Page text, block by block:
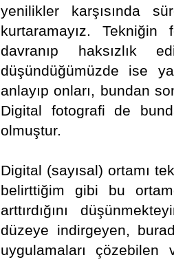
yenilikler karşısında
kurtaramayız. Tekniğin
davranıp haksızlık
düşündüğümüzde ise
anlayıp onları, bundan
Digital fotografi de
olmuştur.
Digital (sayısal) ortamı
belirttiğim gibi bu
arttırdığını
düzeye indirgeyen,
uygulamaları çözebilen